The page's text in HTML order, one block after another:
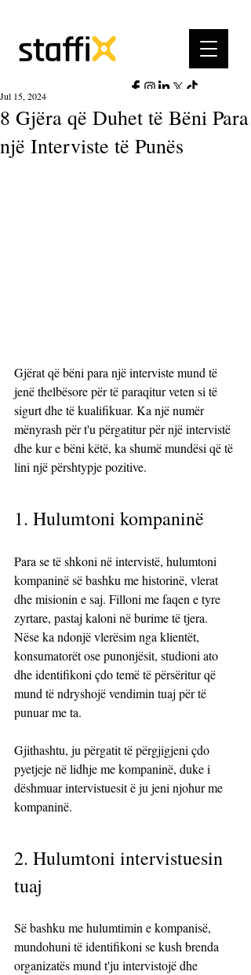
8 Gjëra që Duhet të Bëni Para
një Interviste të Punës
Jul 15, 2024
Gjërat që bëni para një interviste mund të
jenë thelbësore për të paraqitur veten si të
sigurt dhe të kualifikuar. Ka një numër
mënyrash për t'u përgatitur për një intervistë
dhe kur e bëni këtë, ka shumë mundësi që të
lini një përshtypje pozitive.
1. Hulumtoni kompaninë
Para se të shkoni në intervistë, hulumtoni
kompaninë së bashku me historinë, vlerat
dhe misionin e saj. Filloni me faqen e tyre
zyrtare, pastaj kaloni në burime të tjera.
Nëse ka ndonjë vlerësim nga klientët,
konsumatorët ose punonjësit, studioni ato
dhe identifikoni çdo temë të përsëritur që
mund të ndryshojë vendimin tuaj për të
punuar me ta.
Gjithashtu, ju përgatit të përgjigjeni çdo
pyetjeje në lidhje me kompaninë, duke i
dëshmuar intervistuesit ë ju jeni njohur me
kompaninë.
2. Hulumtoni intervistuesin
tuaj
Së bashku me hulumtimin e kompanisë,
mundohuni të identifikoni se kush brenda
organizatës mund t'ju intervistojë dhe